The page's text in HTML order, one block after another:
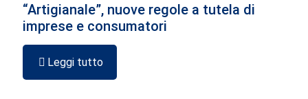
“Artigianale”, nuove regole a tutela di
imprese e consumatori
Leggi tutto